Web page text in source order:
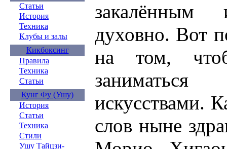
Статьи
История
Техника
Клубы и залы
Кикбоксинг
Правила
Техника
Статьи
Кунг Фу (Ушу)
История
Статьи
Техника
Стили
Ушу Тайцзи-
духовно. Вот
на том,
искусствами.
слов ныне